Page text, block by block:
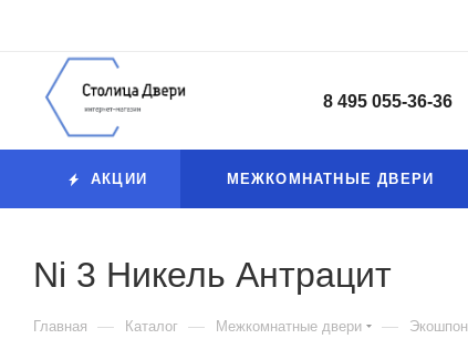
8 495 055-36-36
АКЦИИ МЕЖКОМНАТНЫЕ ДВЕРИ
Ni 3 Никель Антрацит
Главная — Каталог — Межкомнатные двери — Экошпон